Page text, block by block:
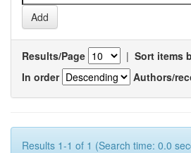
Results/Page | Sort items
In order
Authors/
Results 1-1 of 1 (Search time: 0.0